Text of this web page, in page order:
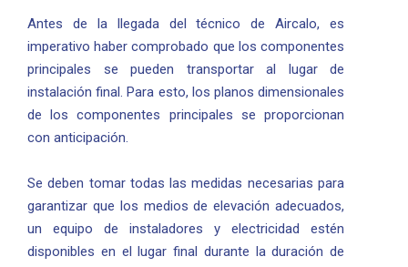
Antes de la llegada del técnico de Aircalo, es
imperativo haber comprobado que los componentes
principales se pueden transportar al lugar de
instalación final. Para esto, los planos dimensionales
de los componentes principales se proporcionan
con anticipación.
Se deben tomar todas las medidas necesarias para
garantizar que los medios de elevación adecuados,
un equipo de instaladores y electricidad estén
disponibles en el lugar final durante la duración de